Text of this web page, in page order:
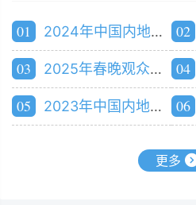
01 2024年中国内地捐款最多的明星排行榜 02
03 2025年春晚观众最期待明星排行榜 04
05 2023年中国内地最受欢迎明星排行榜 06
更多